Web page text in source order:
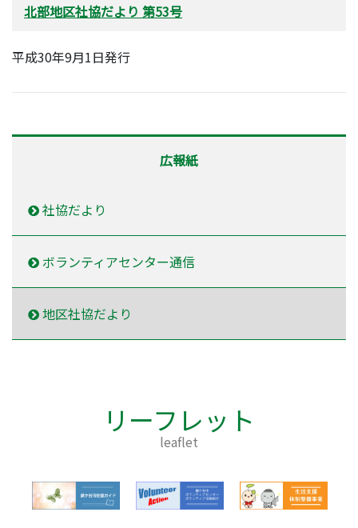
北部地区社協だより 第53号
平成30年9月1日発行
広報紙
社協だより
ボランティアセンター通信
地区社協だより
リーフレット
leaflet